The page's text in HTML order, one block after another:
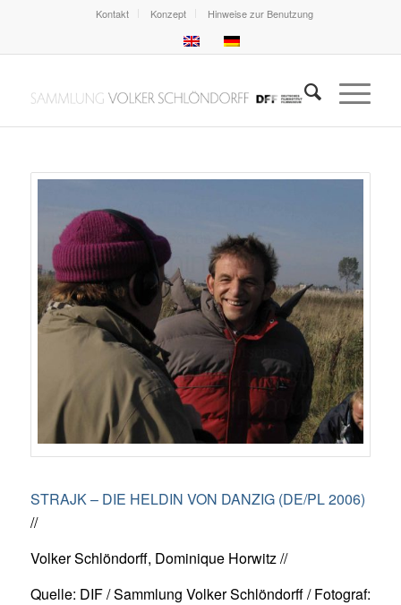
Kontakt Konzept Hinweise zur Benutzung
STRAJK – DIE HELDIN VON DANZIG (DE/PL 2006)
//
Volker Schlöndorff, Dominique Horwitz //
Quelle: DIF / Sammlung Volker Schlöndorff / Fotograf: